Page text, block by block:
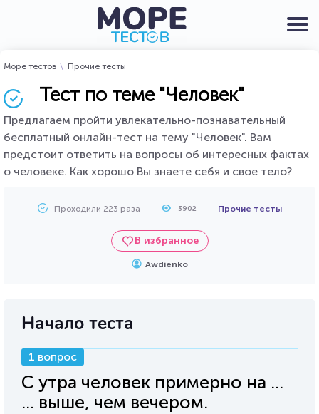
Море тестов Прочие тесты
Тест по теме "Человек"
Предлагаем пройти увлекательно-познавательный
бесплатный онлайн-тест на тему "Человек". Вам
предстоит ответить на вопросы об интересных фактах
о человеке. Как хорошо Вы знаете себя и свое тело?
Проходили 223 раза 3902 Прочие тесты
В избранное
Awdienko
Начало теста
1 вопрос
С утра человек примерно на ...
... выше, чем вечером.